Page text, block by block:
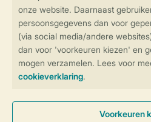
Controle over
Instellingen
Veilige gegevensoverdracht
Veilige betaling